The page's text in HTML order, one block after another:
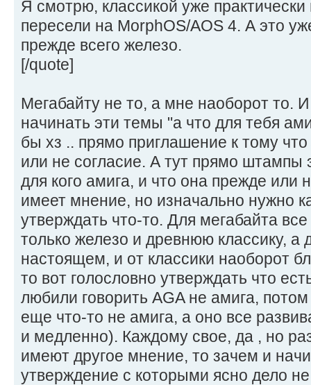
Я смотрю, классикой уже практически
пересели на MorphOS/AOS 4. А это
прежде всего железо.
[/quote]
Мегабайту не то, а мне наоборот то.
начинать эти темы "а что для тебя
бы хз .. прямо приглашение к тому
или не согласие. А тут прямо штампы
для кого амига, и что она прежде или
имеет мнение, но изначально нужно
утверждать что-то. Для мегабайта
только железо и древнюю классику, а
настоящем, и от классики наоборот
то вот голословно утверждать что
любили говорить AGA не амига,
еще что-то не амига, а оно все
и медленно). Каждому свое, да , но
имеют другое мнение, то зачем и
утверждение с которыми ясно дело